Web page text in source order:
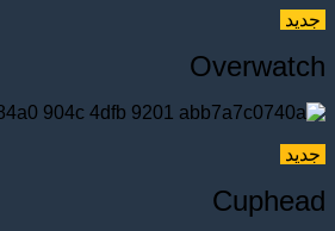
جدید
Overwatch
جدید
Cuphead